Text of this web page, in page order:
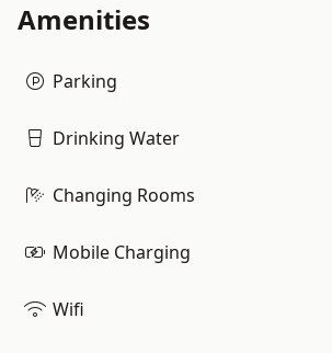
Amenities
Parking
Drinking Water
Changing Rooms
Mobile Charging
Wifi